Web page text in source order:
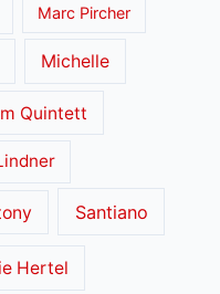
Marc Pircher
Michelle
Quintett
Santiano
Hertel